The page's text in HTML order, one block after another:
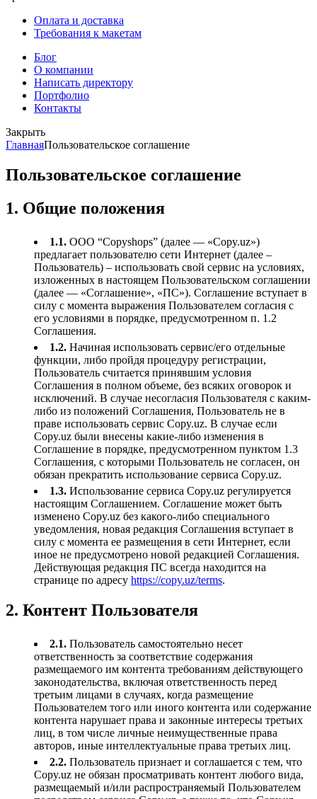
Оплата и доставка
Требования к макетам
Блог
О компании
Написать директору
Портфолио
Контакты
Закрыть
ГлавнаяПользовательское соглашение
Пользовательское соглашение
1. Общие положения
1.1. ООО “Copyshops” (далее — «Copy.uz»)
предлагает пользователю сети Интернет (далее –
Пользователь) – использовать свой сервис на условиях,
изложенных в настоящем Пользовательском соглашении
(далее — «Соглашение», «ПС»). Соглашение вступает в
силу с момента выражения Пользователем согласия с
его условиями в порядке, предусмотренном п. 1.2
Соглашения.
1.2. Начиная использовать сервис/его отдельные
функции, либо пройдя процедуру регистрации,
Пользователь считается принявшим условия
Соглашения в полном объеме, без всяких оговорок и
исключений. В случае несогласия Пользователя с каким-
либо из положений Соглашения, Пользователь не в
праве использовать сервис Copy.uz. В случае если
Copy.uz были внесены какие-либо изменения в
Соглашение в порядке, предусмотренном пунктом 1.3
Соглашения, с которыми Пользователь не согласен, он
обязан прекратить использование сервиса Copy.uz.
1.3. Использование сервиса Copy.uz регулируется
настоящим Соглашением. Соглашение может быть
изменено Copy.uz без какого-либо специального
уведомления, новая редакция Соглашения вступает в
силу с момента ее размещения в сети Интернет, если
иное не предусмотрено новой редакцией Соглашения.
Действующая редакция ПС всегда находится на
странице по адресу https://copy.uz/terms.
2. Контент Пользователя
2.1. Пользователь самостоятельно несет
ответственность за соответствие содержания
размещаемого им контента требованиям действующего
законодательства, включая ответственность перед
третьим лицами в случаях, когда размещение
Пользователем того или иного контента или содержание
контента нарушает права и законные интересы третьих
лиц, в том числе личные неимущественные права
авторов, иные интеллектуальные права третьих лиц.
2.2. Пользователь признает и соглашается с тем, что
Copy.uz не обязан просматривать контент любого вида,
размещаемый и/или распространяемый Пользователем